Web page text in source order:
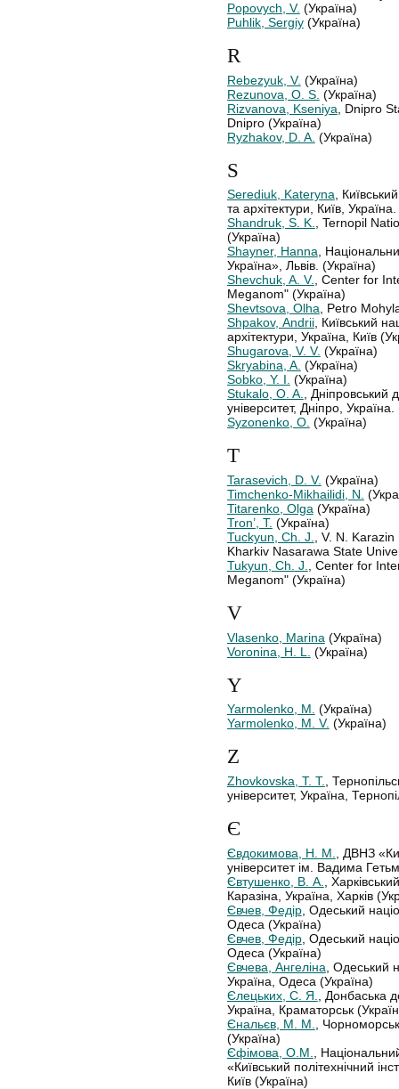
Popovych, V. (Україна)
Puhlik, Sergiy(Україна)
R
Rebezyuk, V. (Україна)
Rezunova, O. S. (Україна)
Rizvanova, Kseniya , Dnipro
Dnipro (Україна)
Ryzhakov, D. A. (Україна)
S
Serediuk, Kateryna,
та архітектури, Київ,
Shandruk, S. K., Ternopil
(Україна)
Shayner, Hanna,
Україна», Львів. (Україна)
Shevchuk, A. V., Center for
Meganom" (Україна)
Shevtsova, Olha, Petro
Shpakov, Аndrii, Київський
архітектури, Україна, Київ
Shugarova, V. V. (Україна)
Skryabina, A. (Україна)
Sobko, Y. І. (Україна)
Stukalo, O. A., Дніпровський
університет, Дніпро,
Syzonenko, O. (Україна)
T
Tarasevich, D. V. (Україна)
Timchenko-Mikhailidi, N.
Titarenko, Olga (Україна)
Tron’, T. (Україна)
Tuckyun, Ch. J.
, V. N.
Kharkiv Nasarawa State
Tukyun, Ch. J.
, Center for
Meganom" (Україна)
V
Vlasenko, Marina (Україна)
Voronina, H. L.
(Україна)
Y
Yarmolenko, M. (Україна)
Yarmolenko, M. V. (Україна)
Z
Zhovkovska, T. T.
,
університет, Україна,
Є
Євдокимова, Н. М.
, ДВНЗ
університет ім. Вадима
Євтушенко, В. А.
,
Каразіна, Україна, Харків
Євчев, Федір, Одеський
Одеса (Україна)
Євчев, Федір, Одеський
Одеса (Україна)
Євчева, Ангеліна , Одеський
Україна, Одеса (Україна)
Єлецьких, С. Я.
, Донбаська
Україна, Краматорськ
Єнальєв, М. М.
,
(Україна)
Єфімова, О.М.
,
«Київський політехнічний
Київ (Україна)